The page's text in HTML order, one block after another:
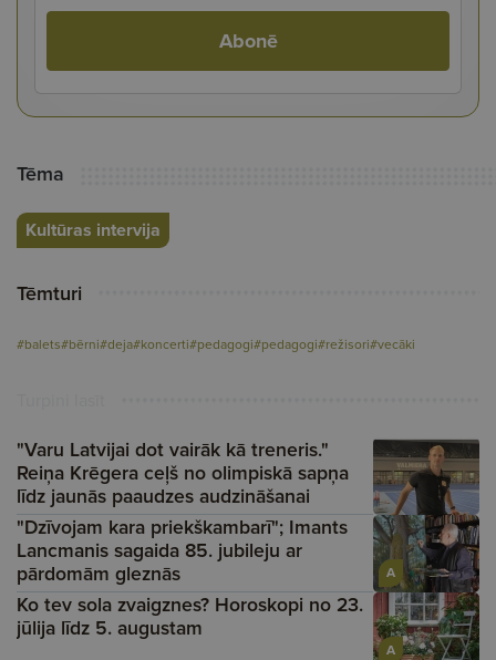
Abonē
Tēma
Kultūras intervija
Tēmturi
#balets#bērni#deja#koncerti#pedagogi#pedagogi#režisori#vecāki
"Varu Latvijai dot vairāk kā treneris."
Reiņa Krēgera ceļš no olimpiskā sapņa
līdz jaunās paaudzes audzināšanai
A
"Dzīvojam kara priekškambarī"; Imants
Lancmanis sagaida 85. jubileju ar
pārdomām gleznās
A
Ko tev sola zvaigznes? Horoskopi no 23.
jūlija līdz 5. augustam